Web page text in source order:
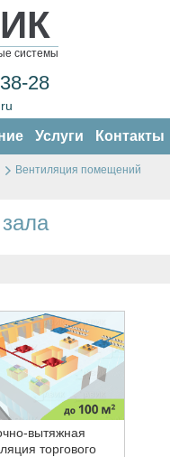
системы
28
Услуги Контакты
Вентиляция помещений
вытяжная
торгового